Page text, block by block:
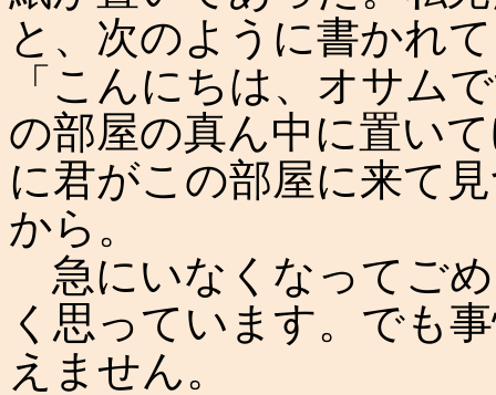
と、次のように書かれ
「こんにちは、オサム
の部屋の真ん中に置い
に君がこの部屋に来て
から。
急にいなくなってご
く思っています。でも
えません。